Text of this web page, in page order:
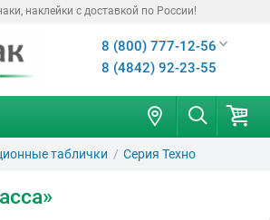
наклейки с доставкой по России!
8 (800) 777-12-56
8 (4842) 92-23-55
таблички Серия Техно